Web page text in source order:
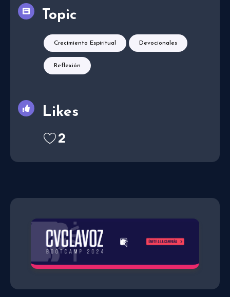
Topic
Crecimiento Espiritual Devocionales
Reflexión
Likes
2